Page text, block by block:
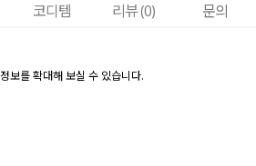
코디템 리뷰 (0) 문의
보를 확대해 보실 수 있습니다.